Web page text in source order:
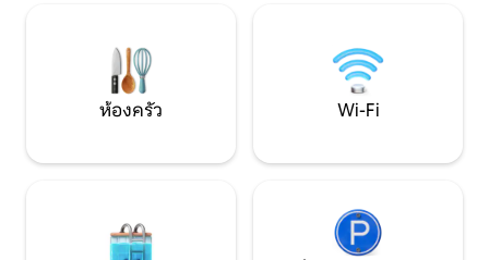
นอก!
ห้องครัว Wi-Fi